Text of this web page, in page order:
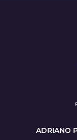
ADRIANO